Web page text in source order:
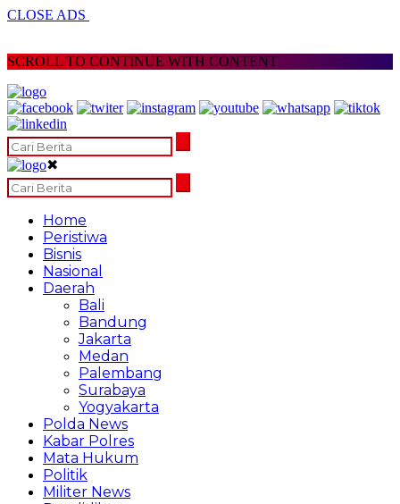
CLOSE ADS
SCROLL TO CONTINUE WITH CONTENT
✖
Home
Peristiwa
Bisnis
Nasional
Daerah
Bali
Bandung
Jakarta
Medan
Palembang
Surabaya
Yogyakarta
Polda News
Kabar Polres
Mata Hukum
Politik
Militer News